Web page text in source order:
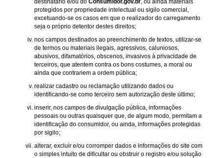
protegidos por propriedade intelectual ou sigilo comercial,
excetuando-se os casos em que o realizador do carregamento
seja o próprio detentor destes direitos;
nos campos destinados ao preenchimento de textos, utilizar-se
de termos ou materiais ilegais, agressivos, caluniosos,
abusivos, difamatórios, obscenos, invasivos à privacidade de
terceiros, que atentem contra os bons costumes, a moral ou
ainda que contrariem a ordem pública;
realizar cadastro ou reclamação utilizando dados ou
identificando-se como terceiro sem autorização deste último;
inserir, nos campos de divulgação pública, informações
pessoais ou outras quaisquer que, de algum modo, permitam a
identificação do consumidor, ou ainda, informações protegidas
por sigilo;
alterar, excluir e/ou corromper dados e informações do site com
o simples intuito de dificultar ou obstruir o registro e/ou solução